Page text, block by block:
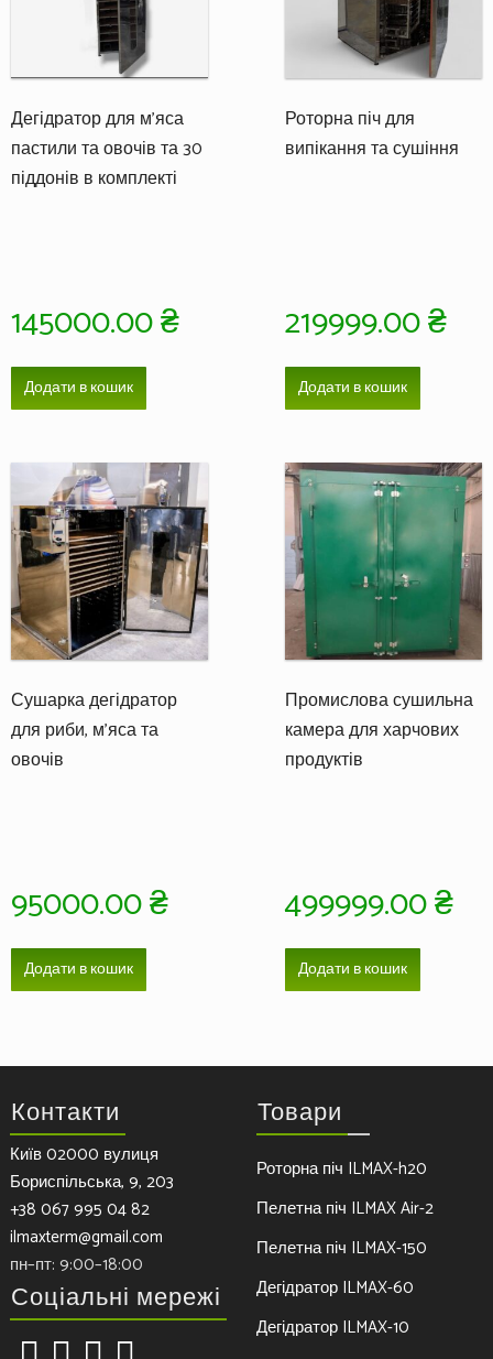
Дегідратор для м’яса
пастили та овочів та 30
піддонів в комплекті
145000.00₴
Додати в кошик
Роторна піч для
випікання та сушіння
219999.00₴
Додати в кошик
Сушарка дегідратор
для риби, м’яса та
овочів
95000.00₴
Додати в кошик
Промислова сушильна
камера для харчових
продуктів
499999.00₴
Додати в кошик
Контакти
Київ 02000 вулиця
Бориспільська, 9, 203
+38 067 995 04 82
ilmaxterm@gmail.com
пн–пт: 9:00–18:00
Соціальні мережі
Товари
Роторна піч ILMAX-h20
Пелетна піч ILMAX Air-2
Пелетна піч ILMAX-150
Дегідратор ILMAX-60
Дегідратор ILMAX-10